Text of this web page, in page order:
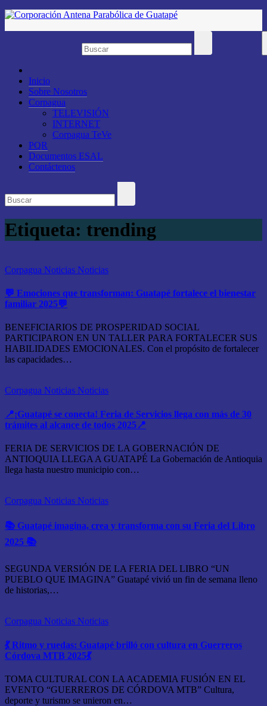
Saltar
Inicio
Sobre Nosotros
Corpagua
TELEVISIÓN
INTERNET
Corpagua TeVe
PQR
Documentos ESAL
Contáctenos
Etiqueta: trending
Corpagua Noticias Noticias
💬 Emociones que transforman: Guatapé fortalece el bienestar
familiar 2025💬
BENEFICIARIOS DE PROSPERIDAD SOCIAL
PARTICIPARON EN UN TALLER PARA FORTALECER SUS
HABILIDADES EMOCIONALES. Con el propósito de fortalecer
las capacidades…
Corpagua Noticias Noticias
📍¡Guatapé se conecta! Feria de Servicios llega con más de 30
trámites al alcance de todos 2025📍
FERIA DE SERVICIOS DE LA GOBERNACIÓN DE
ANTIOQUIA LLEGA A GUATAPÉ La Gobernación de Antioquia
llega hasta nuestro municipio con…
Corpagua Noticias Noticias
📚 Guatapé imagina, crea y transforma con su Feria del Libro
2025 📚
SEGUNDA VERSIÓN DE LA FERIA DEL LIBRO “UN
PUEBLO QUE IMAGINA” Guatapé vivió un fin de semana lleno
de historias,…
Corpagua Noticias Noticias
💃 Ritmo y ruedas: Guatapé brilló con cultura en Guerreros
Córdova MTB 2025💃
TOMA CULTURAL CON LA ACADEMIA FUSIÓN EN EL
EVENTO “GUERREROS DE CÓRDOVA MTB” Cultura,
deporte y turismo se unieron en…